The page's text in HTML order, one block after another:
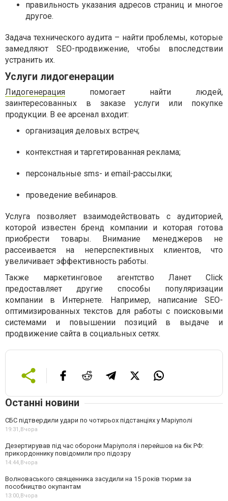
правильность указания адресов страниц и многое
другое.
Задача технического аудита – найти проблемы, которые
замедляют SEO-продвижение, чтобы впоследствии
устранить их.
Услуги лидогенерации
Лидогенерация помогает найти людей,
заинтересованных в заказе услуги или покупке
продукции. В ее арсенал входит:
организация деловых встреч;
контекстная и таргетированная реклама;
персональные sms- и email-рассылки;
проведение вебинаров.
Услуга позволяет взаимодействовать с аудиторией,
которой известен бренд компании и которая готова
приобрести товары. Внимание менеджеров не
рассеивается на неперспективных клиентов, что
увеличивает эффективность работы.
Также маркетинговое агентство Ланет Click
предоставляет другие способы популяризации
компании в Интернете. Например, написание SEO-
оптимизированных текстов для работы с поисковыми
системами и повышении позиций в выдаче и
продвижение сайта в социальных сетях.
Останні новини
СБС підтвердили удари по чотирьох підстанціях у Маріуполі
19:31,Вчора
Дезертирував під час оборони Маріуполя і перейшов на бік РФ:
прикордоннику повідомили про підозру
14:44,Вчора
Волноваського священника засудили на 15 років тюрми за
пособництво окупантам
13:00,Вчора